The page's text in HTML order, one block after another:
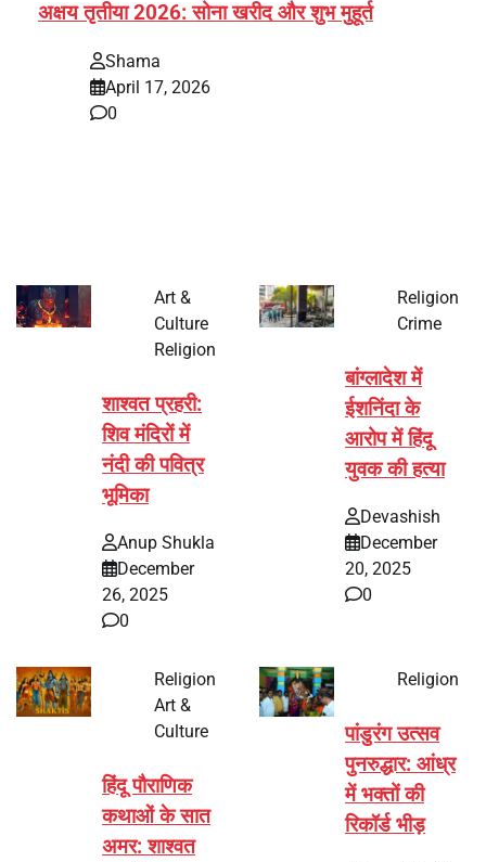
अक्षय तृतीया 2026: सोना खरीद और शुभ मुहूर्त
Shama
April 17, 2026
0
Art &
Culture
Religion
शाश्वत प्रहरी:
शिव मंदिरों में
नंदी की पवित्र
भूमिका
Anup Shukla
December
26, 2025
0
Religion
Crime
बांग्लादेश में
ईशनिंदा के
आरोप में हिंदू
युवक की हत्या
Devashish
December
20, 2025
0
Religion
Art &
Culture
हिंदू पौराणिक
कथाओं के सात
अमर: शाश्वत
Religion
पांडुरंग उत्सव
पुनरुद्धार: आंध्र
में भक्तों की
रिकॉर्ड भीड़